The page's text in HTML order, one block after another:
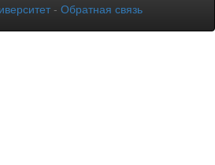
- Обратная связь